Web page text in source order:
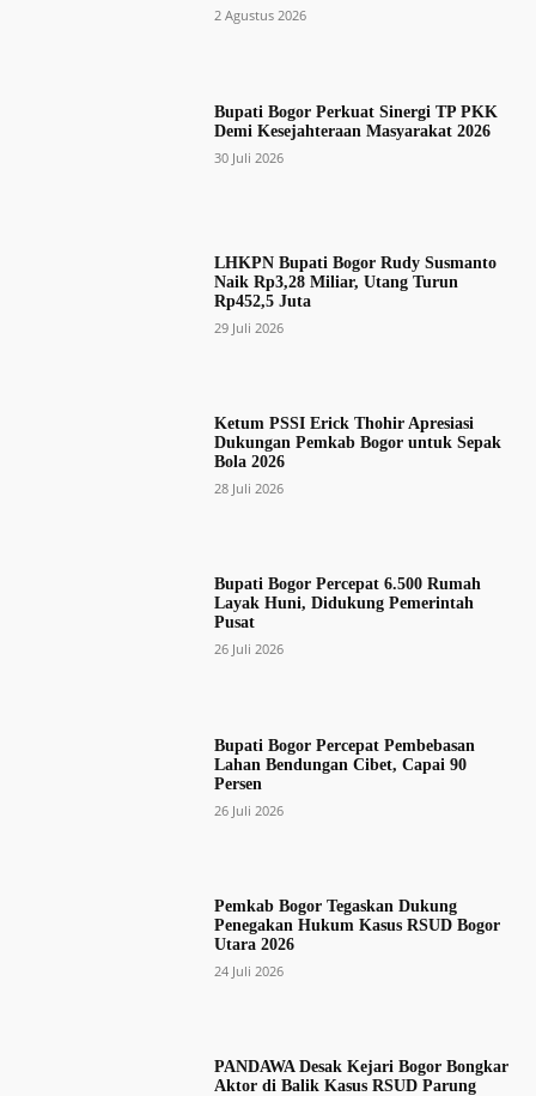
2 Agustus 2026
Bupati Bogor Perkuat Sinergi TP PKK
Demi Kesejahteraan Masyarakat 2026
30 Juli 2026
LHKPN Bupati Bogor Rudy Susmanto
Naik Rp3,28 Miliar, Utang Turun
Rp452,5 Juta
29 Juli 2026
Ketum PSSI Erick Thohir Apresiasi
Dukungan Pemkab Bogor untuk Sepak
Bola 2026
28 Juli 2026
Bupati Bogor Percepat 6.500 Rumah
Layak Huni, Didukung Pemerintah
Pusat
26 Juli 2026
Bupati Bogor Percepat Pembebasan
Lahan Bendungan Cibet, Capai 90
Persen
26 Juli 2026
Pemkab Bogor Tegaskan Dukung
Penegakan Hukum Kasus RSUD Bogor
Utara 2026
24 Juli 2026
PANDAWA Desak Kejari Bogor Bongkar
Aktor di Balik Kasus RSUD Parung